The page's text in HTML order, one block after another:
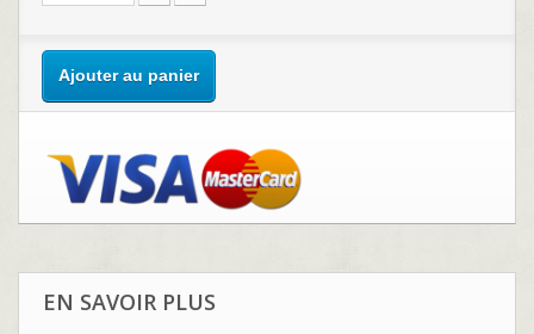
Ajouter au panier
EN SAVOIR PLUS